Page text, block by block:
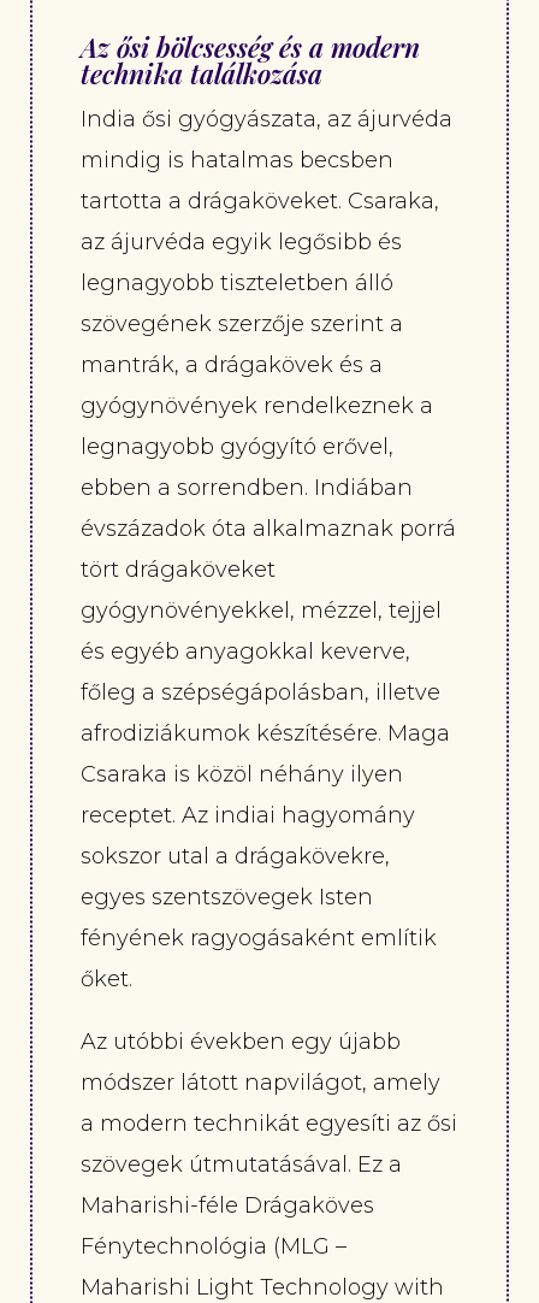
Az ősi bölcsesség és a modern
technika találkozása
India ősi gyógyászata, az ájurvéda
mindig is hatalmas becsben
tartotta a drágaköveket. Csaraka,
az ájurvéda egyik legősibb és
legnagyobb tiszteletben álló
szövegének szerzője szerint a
mantrák, a drágakövek és a
gyógynövények rendelkeznek a
legnagyobb gyógyító erővel,
ebben a sorrendben. Indiában
évszázadok óta alkalmaznak porrá
tört drágaköveket
gyógynövényekkel, mézzel, tejjel
és egyéb anyagokkal keverve,
főleg a szépségápolásban, illetve
afrodiziákumok készítésére. Maga
Csaraka is közöl néhány ilyen
receptet. Az indiai hagyomány
sokszor utal a drágakövekre,
egyes szentszövegek Isten
fényének ragyogásaként említik
őket.
Az utóbbi években egy újabb
módszer látott napvilágot, amely
a modern technikát egyesíti az ősi
szövegek útmutatásával. Ez a
Maharishi-féle Drágaköves
Fénytechnológia (MLG –
Maharishi Light Technology with